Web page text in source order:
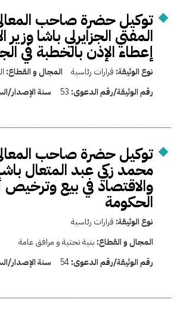
توكيل حضرة صاحب
المفتي الجزايرلي باشا وزير
إعطاء الإذن بالخطبة في
نوع الوثيقة: قرارات رئاسية المجال و القطاع:
رقم الوثيقة/رقم الدعوى: 53 سنة الإصدار/
توكيل حضرة صاحب
محمد زكي عبد المتعال باشا
والاقتصاد في بيع وترخيص
الحكومة
نوع الوثيقة: قرارات رئاسية
المجال و القطاع: بنية تحتية و مرافق عامة
رقم الوثيقة/رقم الدعوى:54 سنة الإصدار/